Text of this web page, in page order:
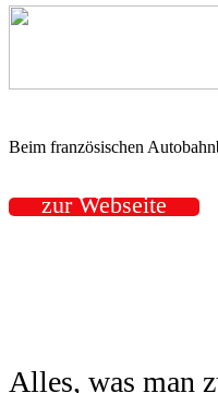
Beim französischen
zur Webseite
Alles, was man